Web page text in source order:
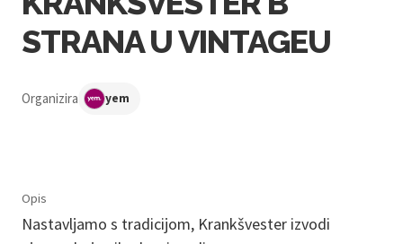
STRANA U VINTAGEU
Organizira yem
Opis
Nastavljamo s tradicijom, Krankšvester izvodi